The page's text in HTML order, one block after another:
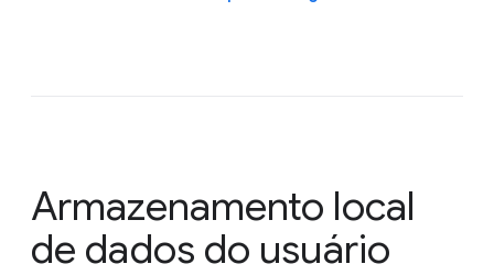
Armazenamento local
de dados do usuário